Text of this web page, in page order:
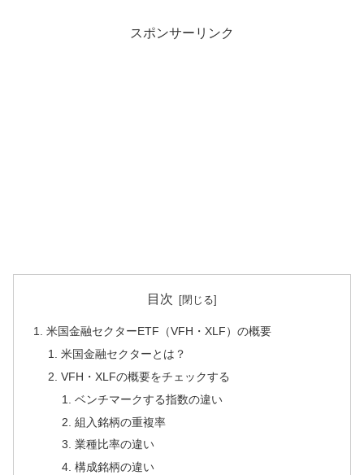
スポンサーリンク
目次
米国金融セクターETF（VFH・XLF）の概要
米国金融セクターとは？
VFH・XLFの概要をチェックする
ベンチマークする指数の違い
組入銘柄の重複率
業種比率の違い
構成銘柄の違い